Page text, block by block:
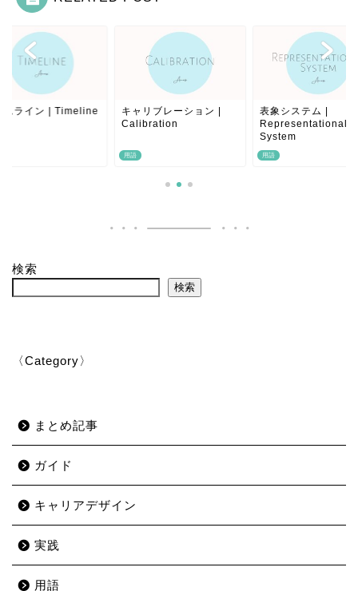
リブレーション |
用語
表象システム |
Representational
用語
タイムライン |
検索
検索
〈Category〉
まとめ記事
ガイド
キャリアデザイン
実践
用語